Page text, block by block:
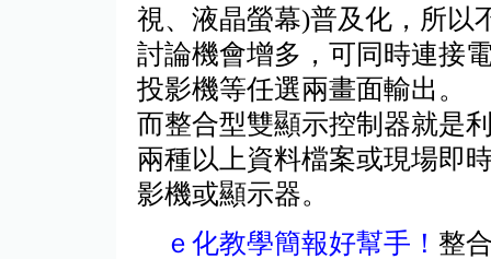
視、液晶螢幕)普及化，所以
討論機會增多，可同時連接
投影機等任選兩畫面輸出。
而整合型雙顯示控制器就是
兩種以上資料檔案或現場即
影機或顯示器。
ｅ化教學簡報好幫手！ 整